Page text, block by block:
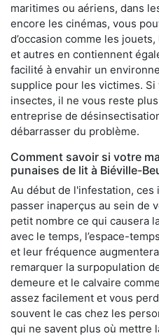
maritimes ou aériens, dans
encore les cinémas, vous
d’occasion comme les
et autres en contiennent
facilité à envahir un
supplice pour les victimes.
insectes, il ne vous reste plus
entreprise de
débarrasser du problème.
Comment savoir si votre
punaises de lit à Biéville-
Au début de l'infestation, ces
passer inaperçus au sein de
petit nombre ce qui causera
avec le temps, l’espace-
et leur fréquence
remarquer la surpopulation
demeure et le calvaire
assez facilement et vous
souvent le cas chez les
qui ne savent plus où mettre